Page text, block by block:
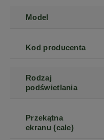
Model
Kod producenta
Rodzaj
podświetlania
Przekątna
ekranu (cale)